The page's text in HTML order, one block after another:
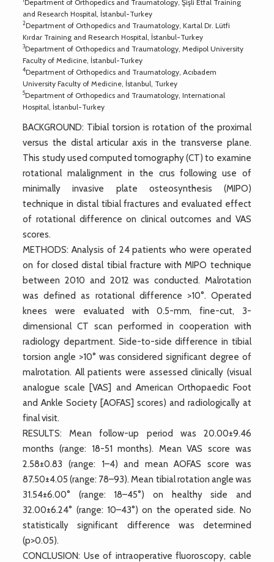
Department of Orthopedics and Traumatology, Şişli Etfal Training
and Research Hospital, İstanbul-Turkey
2Department of Orthopedics and Traumatology, Kartal Dr. Lütfi
Kırdar Training and Research Hospital, İstanbul-Turkey
3Department of Orthopedics and Traumatology, Medipol University
Faculty of Medicine, İstanbul-Turkey
4Department of Orthopedics and Traumatology, Acıbadem
University Faculty of Medicine, İstanbul, Turkey
5Department of Orthopedics and Traumatology, International
Hospital, İstanbul-Turkey
BACKGROUND: Tibial torsion is rotation of the proximal
versus the distal articular axis in the transverse plane.
This study used computed tomography (CT) to examine
rotational malalignment in the crus following use of
minimally invasive plate osteosynthesis (MIPO)
technique in distal tibial fractures and evaluated effect
of rotational difference on clinical outcomes and VAS
scores.
METHODS: Analysis of 24 patients who were operated
on for closed distal tibial fracture with MIPO technique
between 2010 and 2012 was conducted. Malrotation
was defined as rotational difference >10°. Operated
knees were evaluated with 0.5-mm, fine-cut, 3-
dimensional CT scan performed in cooperation with
radiology department. Side-to-side difference in tibial
torsion angle >10° was considered significant degree of
malrotation. All patients were assessed clinically (visual
analogue scale [VAS] and American Orthopaedic Foot
and Ankle Society [AOFAS] scores) and radiologically at
final visit.
RESULTS: Mean follow-up period was 20.00±9.46
months (range: 18-51 months). Mean VAS score was
2.58±0.83 (range: 1–4) and mean AOFAS score was
87.50±4.05 (range: 78–93). Mean tibial rotation angle was
31.54±6.00° (range: 18–45°) on healthy side and
32.00±6.24° (range: 10–43°) on the operated side. No
statistically significant difference was determined
(p>0.05).
CONCLUSION: Use of intraoperative fluoroscopy, cable